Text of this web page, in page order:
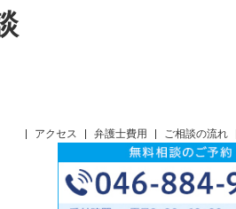
1
グ5階
ら
アクセス 弁護士費用